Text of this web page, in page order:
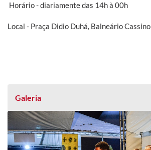
Horário - diariamente das 14h à 00h
Local - Praça Didio Duhá, Balneário Cassino
Galeria